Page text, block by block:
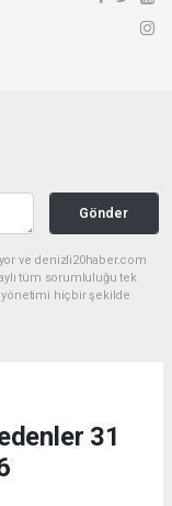
Gönder
ve denizli20haber.com
tüm sorumluluğu tek
yönetimi hiçbir şekilde
31